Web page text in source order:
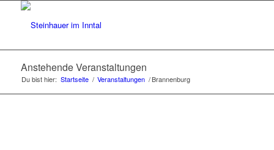
Anstehende Veranstaltungen
Du bist hier: Startseite / Veranstaltungen /Brannenburg